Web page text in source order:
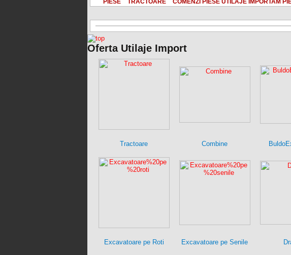
PIESE
TRACTOARE COMENZI PIESE UTILAJE IMPORTAM
Oferta Utilaje Import
Tractoare Combine
Excavatoare pe Roti Excavatoare pe Senile